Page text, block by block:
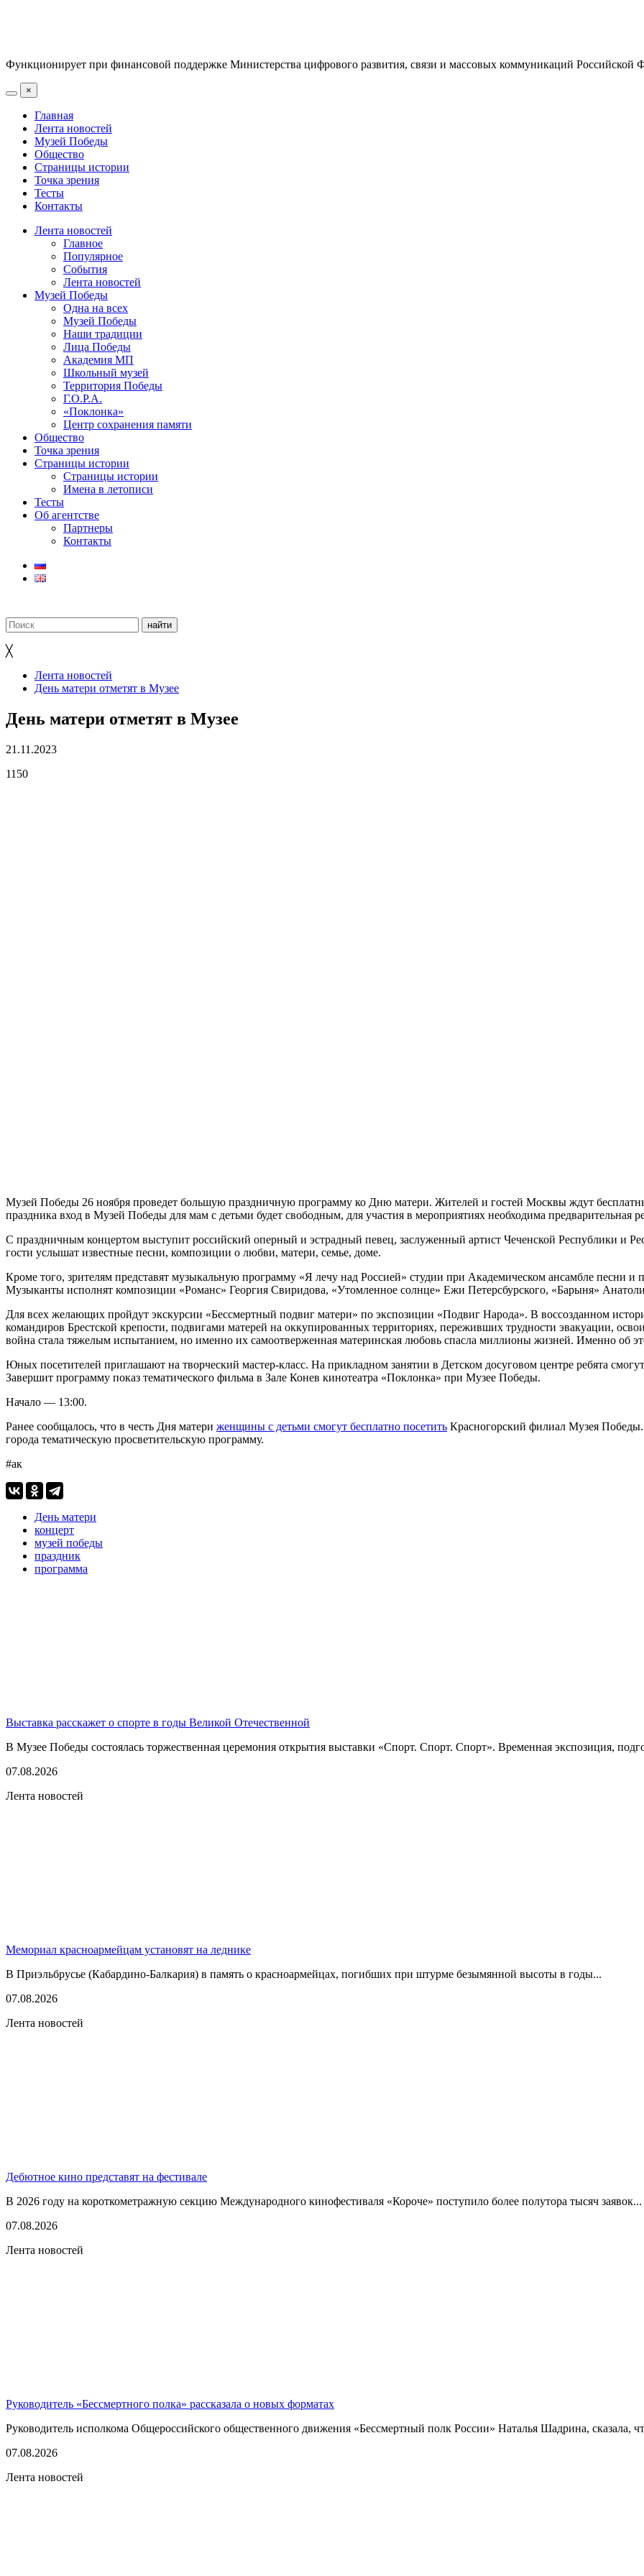
Функционирует при финансовой поддержке Министерства цифрового развития, связи и массовых коммуникаций Российской
×
Главная
Лента новостей
Музей Победы
Общество
Страницы истории
Точка зрения
Тесты
Контакты
Лента новостей
Главное
Популярное
События
Лента новостей
Музей Победы
Одна на всех
Музей Победы
Наши традиции
Лица Победы
Академия МП
Школьный музей
Территория Победы
Г.О.Р.А.
«Поклонка»
Центр сохранения памяти
Общество
Точка зрения
Страницы истории
Страницы истории
Имена в летописи
Тесты
Об агентстве
Партнеры
Контакты
╳
Лента новостей
День матери отметят в Музее
День матери отметят в Музее
21.11.2023
1150
Музей Победы 26 ноября проведет большую праздничную программу ко Дню матери. Жителей и гостей Москвы ждут
праздника вход в Музей Победы для мам с детьми будет свободным, для участия в мероприятиях необходима предварительная
С праздничным концертом выступит российский оперный и эстрадный певец, заслуженный артист Чеченской Республики и
гости услышат известные песни, композиции о любви, матери, семье, доме.
Кроме того, зрителям представят музыкальную программу «Я лечу над Россией» студии при Академическом ансамбле песни
Музыканты исполнят композиции «Романс» Георгия Свиридова, «Утомленное солнце» Ежи Петерсбурского, «Барыня»
Для всех желающих пройдут экскурсии «Бессмертный подвиг матери» по экспозиции «Подвиг Народа». В воссозданном
командиров Брестской крепости, подвигами матерей на оккупированных территориях, переживших трудности эвакуации,
война стала тяжелым испытанием, но именно их самоотверженная материнская любовь спасла миллионы жизней. Именно об
Юных посетителей приглашают на творческий мастер-класс. На прикладном занятии в Детском досуговом центре ребята
Завершит программу показ тематического фильма в Зале Конев кинотеатра «Поклонка» при Музее Победы.
Начало — 13:00.
Ранее сообщалось, что в честь Дня матери женщины с детьми смогут бесплатно посетить Красногорский филиал Музея Победы.
города тематическую просветительскую программу.
#ак
День матери
концерт
музей победы
праздник
программа
Выставка расскажет о спорте в годы Великой Отечественной
В Музее Победы состоялась торжественная церемония открытия выставки «Спорт. Спорт. Спорт». Временная экспозиция,
07.08.2026
Лента новостей
Мемориал красноармейцам установят на леднике
В Приэльбрусье (Кабардино-Балкария) в память о красноармейцах, погибших при штурме безымянной высоты в годы...
07.08.2026
Лента новостей
Дебютное кино представят на фестивале
В 2026 году на короткометражную секцию Международного кинофестиваля «Короче» поступило более полутора тысяч заявок...
07.08.2026
Лента новостей
Руководитель «Бессмертного полка» рассказала о новых форматах
Руководитель исполкома Общероссийского общественного движения «Бессмертный полк России» Наталья Шадрина, сказала,
07.08.2026
Лента новостей